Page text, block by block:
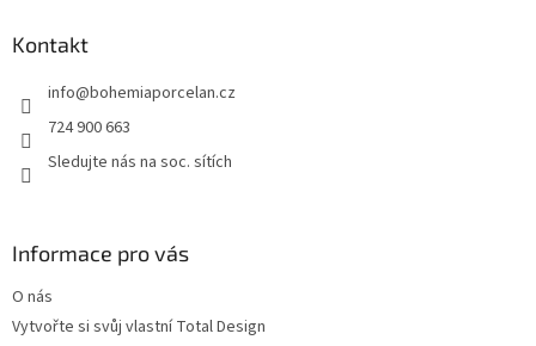
Kontakt
info@bohemiaporcelan.cz
724 900 663
Sledujte nás na soc. sítích
Informace pro vás
O nás
Vytvořte si svůj vlastní Total Design